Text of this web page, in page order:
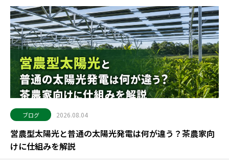
ブログ 2026.08.04
営農型太陽光と普通の太陽光発電は何が違う？茶農家向
けに仕組みを解説